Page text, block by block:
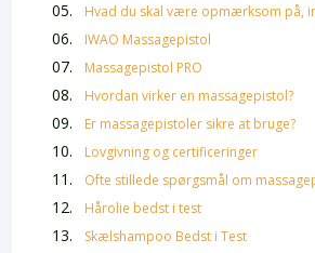
Hvad du skal være opmærksom på,
IWAO Massagepistol
Massagepistol PRO
Hvordan virker en massagepistol?
Er massagepistoler sikre at bruge?
Lovgivning og certificeringer
Ofte stillede spørgsmål om
Hårolie bedst i test
Skælshampoo Bedst i Test